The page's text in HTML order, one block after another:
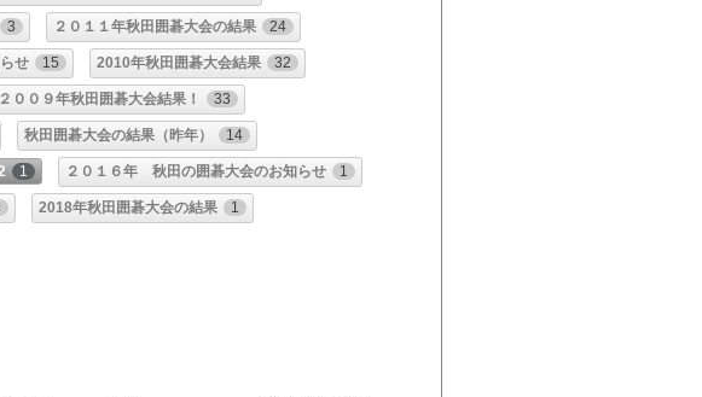
3 ２０１１年秋田囲碁大会の結果 24
せ 15 2010年秋田囲碁大会結果 32
２００９年秋田囲碁大会結果！ 33
秋田囲碁大会の結果（昨年） 14
1 ２０１６年 秋田の囲碁大会のお知らせ 1
2018年秋田囲碁大会の結果 1